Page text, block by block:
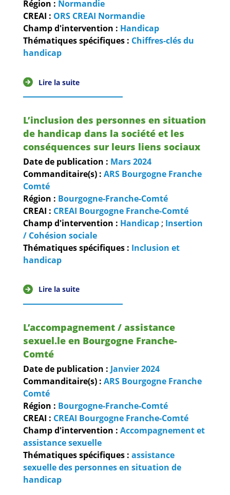
Région : Normandie
CREAI : ORS CREAI Normandie
Champ d'intervention : Handicap
Thématiques spécifiques : Chiffres-clés du
handicap
Lire la suite
L’inclusion des personnes en situation
de handicap dans la société et les
conséquences sur leurs liens sociaux
Date de publication : Mars2024
Commanditaire(s) : ARS Bourgogne Franche
Comté
Région : Bourgogne-Franche-Comté
CREAI : CREAI Bourgogne Franche-Comté
Champ d'intervention : Handicap ; Insertion
/ Cohésion sociale
Thématiques spécifiques : Inclusion et
handicap
Lire la suite
L’accompagnement / assistance
sexuel.le en Bourgogne Franche-
Comté
Date de publication : Janvier2024
Commanditaire(s) : ARS Bourgogne Franche
Comté
Région : Bourgogne-Franche-Comté
CREAI : CREAI Bourgogne Franche-Comté
Champ d'intervention : Accompagnement et
assistance sexuelle
Thématiques spécifiques : assistance
sexuelle des personnes en situation de
handicap